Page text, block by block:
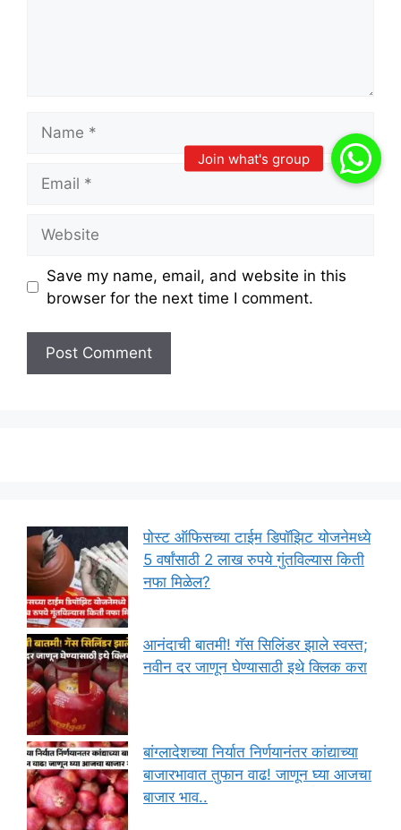
Save my name, email, and website in this
browser for the next time I comment.
पोस्ट ऑफिसच्या टाईम डिपॉझिट योजनेमध्ये
5 वर्षांसाठी 2 लाख रुपये गुंतविल्यास किती
नफा मिळेल?
आनंदाची बातमी! गॅस सिलिंडर झाले स्वस्त;
नवीन दर जाणून घेण्यासाठी इथे क्लिक करा
बांग्लादेशच्या निर्यात निर्णयानंतर कांद्याच्या
बाजारभावात तुफान वाढ! जाणून घ्या आजचा
बाजार भाव..